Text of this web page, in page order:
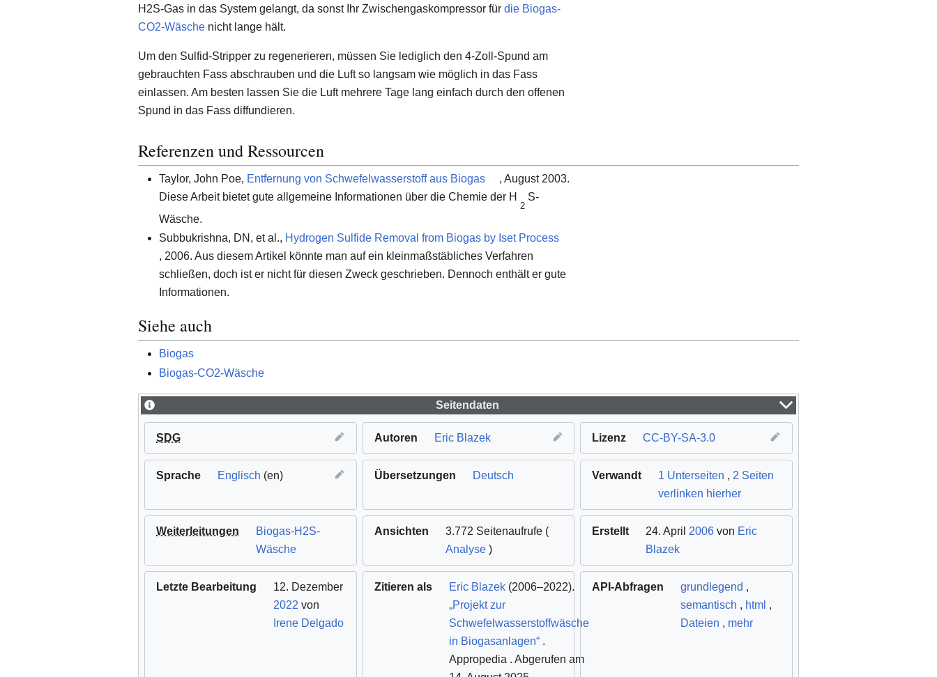
H2S-Gas in das System gelangt, da sonst Ihr Zwischengaskompressor für die Biogas-
CO2-Wäsche nicht lange hält.
Um den Sulfid-Stripper zu regenerieren, müssen Sie lediglich den 4-Zoll-Spund am
gebrauchten Fass abschrauben und die Luft so langsam wie möglich in das Fass
einlassen. Am besten lassen Sie die Luft mehrere Tage lang einfach durch den offenen
Spund in das Fass diffundieren.
Referenzen und Ressourcen
Taylor, John Poe, Entfernung von Schwefelwasserstoff aus Biogas
, August 2003.
Diese Arbeit bietet gute allgemeine Informationen über die Chemie der H
2
S-
Wäsche.
Subbukrishna, DN, et al., Hydrogen Sulfide Removal from Biogas by Iset Process
, 2006. Aus diesem Artikel könnte man auf ein kleinmaßstäbliches Verfahren
schließen, doch ist er nicht für diesen Zweck geschrieben. Dennoch enthält er gute
Informationen.
Siehe auch
Biogas
Biogas-CO2-Wäsche
Seitendaten
SDG Autoren Eric Blazek Lizenz CC-BY-SA-3.0
Sprache Englisch (en) Übersetzungen Deutsch Verwandt 1 Unterseiten , 2 Seiten
verlinken hierher
Weiterleitungen
Biogas-H2S-
Wäsche
Ansichten
3.772 Seitenaufrufe (
Analyse)
Erstellt 24. April 2006 von Eric
Blazek
Letzte Bearbeitung
12. Dezember
2022 von
Irene Delgado
Zitieren als Eric Blazek(2006–2022).
„Projekt zur
Schwefelwasserstoffwäsche
in Biogasanlagen“.
Appropedia . Abgerufen am
API-Abfragen grundlegend ,
semantisch , html ,
Dateien , mehr